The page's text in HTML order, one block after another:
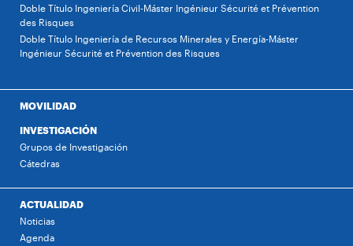
Doble Título Ingeniería Civil-Máster Ingénieur Sécurité et Prévention
des Risques
Doble Título Ingeniería de Recursos Minerales y Energía-Máster
Ingénieur Sécurité et Prévention des Risques
MOVILIDAD
INVESTIGACIÓN
Grupos de Investigación
Cátedras
ACTUALIDAD
Noticias
Agenda